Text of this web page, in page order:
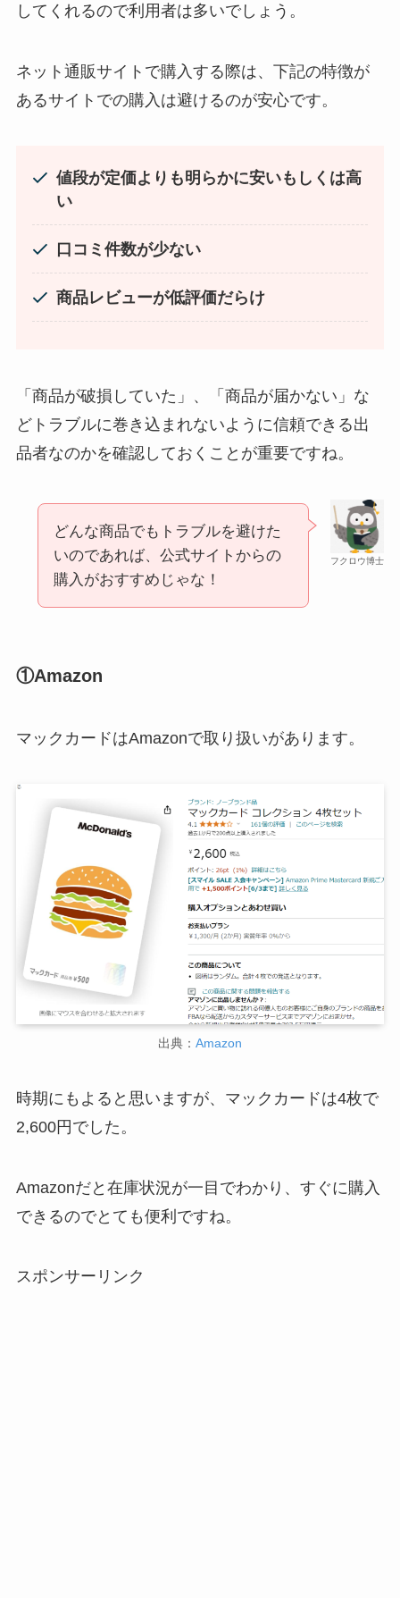
スーツケースカバーはどこに売ってる？100均（ダ
イソー）やドンキで買える！
再販はある？
使い捨ておしぼりはどこで買える？販売店は100均
（ダイソー、セリア）！
未来のレモンサワーはどこに売ってる？販売店は
ソンなどのコンビニで買える！
和紙はどこに売ってる？ダイソーやLoftで買える！
シャチハタはどこに売ってる？100均やロフトで買
える！
には売ってない？
冷凍ペットボトルはどこに売ってる？ドンキやセ
ブンなどのコンビニで買える！
マックカードはどこで買える？Amazonや金券ショ
してくれるので利用者は多いでしょう。
ネット通販サイトで購入する際は、下記の特徴が
あるサイトでの購入は避けるのが安心です。
値段が定価よりも明らかに安いもしくは高
い
口コミ件数が少ない
商品レビューが低評価だらけ
「商品が破損していた」、「商品が届かない」な
どトラブルに巻き込まれないように信頼できる出
品者なのかを確認しておくことが重要ですね。
フクロウ博士
どんな商品でもトラブルを避けた
いのであれば、公式サイトからの
購入がおすすめじゃな！
①Amazon
マックカードはAmazonで取り扱いがあります。
出典： Amazon
時期にもよると思いますが、マックカードは4枚で
2,600円でした。
Amazonだと在庫状況が一目でわかり、すぐに購入
できるのでとても便利ですね。
スポンサーリンク